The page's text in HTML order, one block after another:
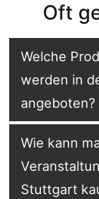
Oft
Welche
werden in
angeboten?
Wie kann
Stuttgart